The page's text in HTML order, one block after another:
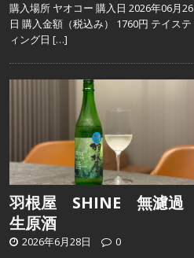
購入場所 ヤオコー 購入日 2026年06月26
日 購入金額（税込み） 1760円 テイステ
ィング日 […]
羽根屋 SHINE 無濾過
生原酒
2026年6月28日
0